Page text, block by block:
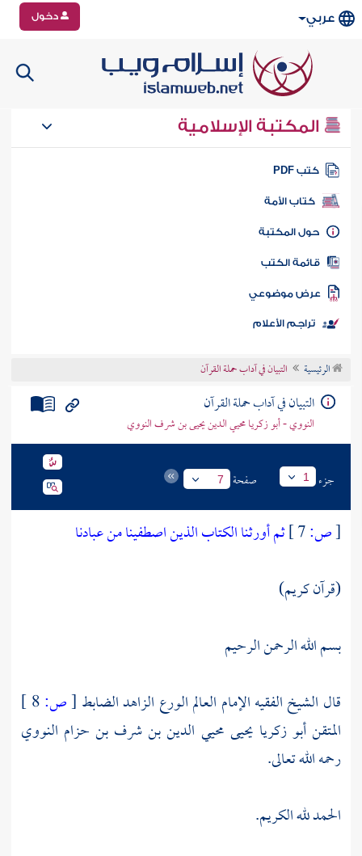
عربي دخول
المكتبة الإسلامية
كتب PDF
كتاب الأمة
المكتبة
الكتب
موضوعي
تراجم الأعلام
الرئيسية التبيان في آداب حملة القرآن
التبيان في آداب حملة القرآن
النووي - أبو زكريا محيي الدين يحيى بن شرف النووي
جزء 1 صفحة 7
[ص:
ثم أورثنا الكتاب الذين اصطفينا من عبادنا
(قرآن كريم)
بسم الله الرحمن الرحيم
قال الشيخ الفقيه الإمام العالم الورع الزاهد الضابط [ص:
المتقنأبو زكريا يحيى محيي الدين بن شرف بن حزام النووي
رحمه الله تعالى.
الحمد لله الكريم.